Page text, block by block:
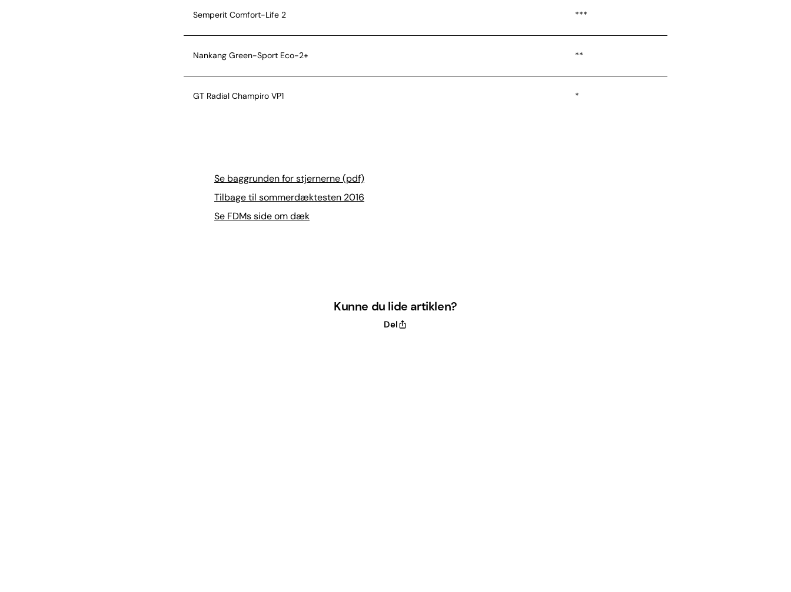
Semperit Comfort-Life 2 ***
Nankang Green-Sport Eco-2+ **
GT Radial Champiro VP1 *
Se baggrunden for stjernerne (pdf)
Tilbage til sommerdæktesten 2016
Se FDMs side om dæk
Kunne du lide artiklen?
Del